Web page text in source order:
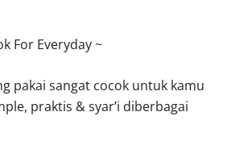
For Everyday ~
pakai sangat cocok untuk kamu
praktis & syar’i diberbagai